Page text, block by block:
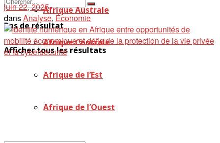
Pas de résultat
Afficher tous les résultats
Afrique Australe
Afrique Centrale
Afrique de l’Est
Afrique de l’Ouest
juin 22, 2025
dansAnalyse, Économie